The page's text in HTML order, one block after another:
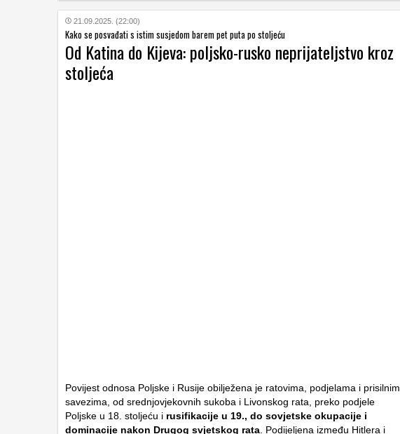
21.09.2025. (22:00)
Kako se posvađati s istim susjedom barem pet puta po stoljeću
Od Katina do Kijeva: poljsko-rusko neprijateljstvo kroz
stoljeća
Povijest odnosa Poljske i Rusije obilježena je ratovima, podjelama i prisilnim
savezima, od srednjovjekovnih sukoba i Livonskog rata, preko podjele
Poljske u 18. stoljeću i rusifikacije u 19., do sovjetske okupacije i
dominacije nakon Drugog svjetskog rata. Podijeljena između Hitlera i